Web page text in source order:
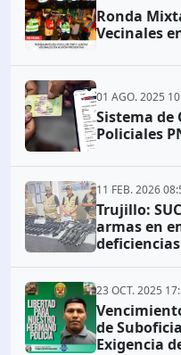
Ronda
Vecinales
01 AGO. 2025
Sistema de
Policiales
11 FEB. 2026
Trujillo:
armas en
23 OCT. 2025
de
Exigencia